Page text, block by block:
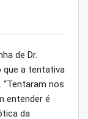
de Dr.
que a tentativa
nos
entender é
da